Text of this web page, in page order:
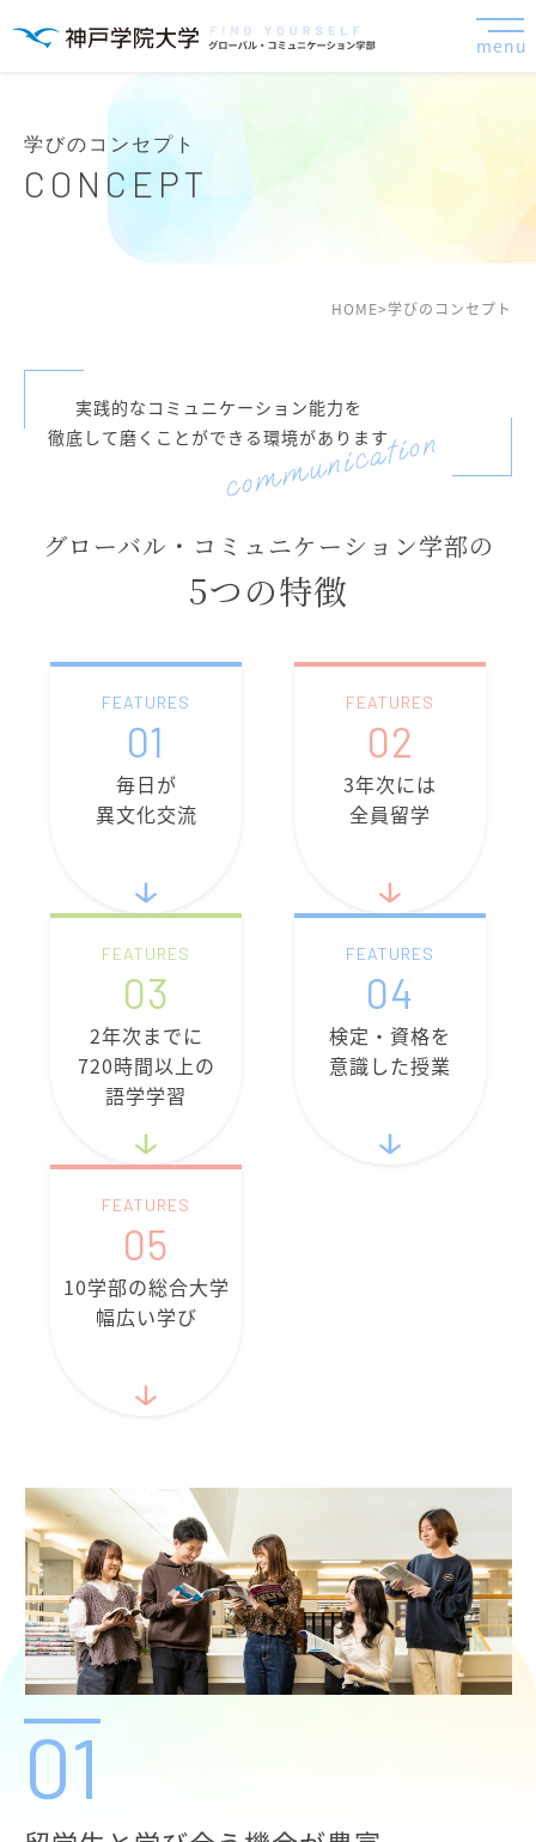
menu
CONCEPT
学びのコンセプト
HOME>学びのコンセプト
実践的なコミュニケーション能力を
徹底して磨くことができる環境があります
グローバル・コミュニケーション学部の
5つの特徴
01
FEATURES
毎日が
異文化交流
02
FEATURES
3年次には
全員留学
03
FEATURES
2年次までに
720時間以上の
語学学習
04
FEATURES
検定・資格を
意識した授業
05
FEATURES
10学部の総合大学
幅広い学び
01